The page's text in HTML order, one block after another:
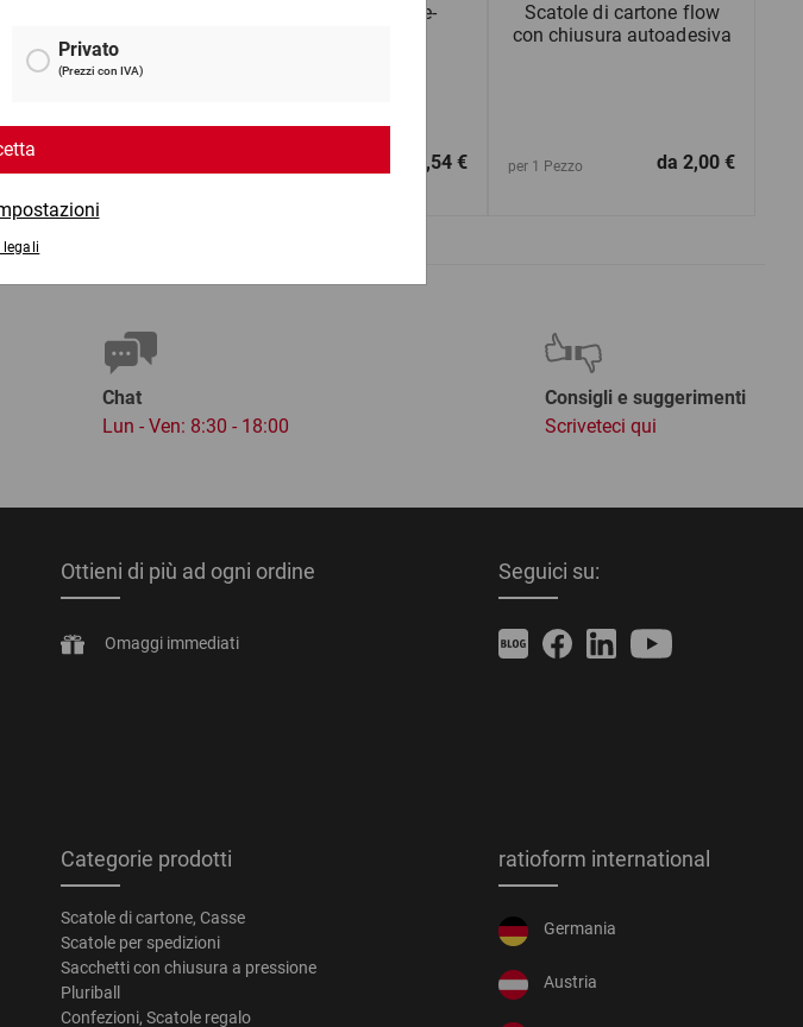
montaggio istantaneo
Busta spedizione e-
0,54 €
Scatole di cartone flow
con chiusura autoadesiva
per 1 Pezzo da 2,00 €
Chat
Lun - Ven: 8:30 - 18:00
Consigli e suggerimenti
Scriveteci qui
Ottieni di più ad ogni ordine
Omaggi immediati
Seguici su:
Categorie prodotti
Scatole di cartone, Casse
Scatole per spedizioni
Sacchetti con chiusura a pressione
Pluriball
Confezioni, Scatole regalo
ratioform international
Germania
Austria